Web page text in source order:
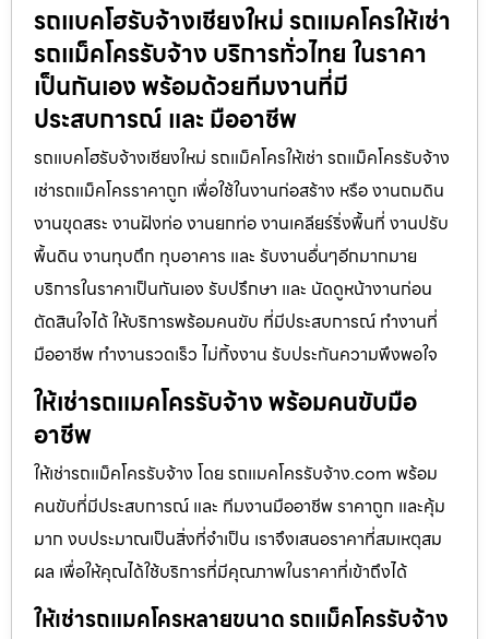
รถแบคโฮรับจ้างเชียงใหม่ รถแมคโครให้เช่า
รถแม็คโครรับจ้าง บริการทั่วไทย ในราคา
เป็นกันเอง พร้อมด้วยทีมงานที่มี
ประสบการณ์ และ มืออาชีพ
รถแบคโฮรับจ้างเชียงใหม่ รถแม็คโครให้เช่า รถแม็คโครรับจ้าง
เช่ารถแม็คโครราคาถูก เพื่อใช้ในงานก่อสร้าง หรือ งานถมดิน
งานขุดสระ งานฝังท่อ งานยกท่อ งานเคลียร์ริ่งพื้นที่ งานปรับ
พื้นดิน งานทุบตึก ทุบอาคาร และ รับงานอื่นๆอีกมากมาย
บริการในราคาเป็นกันเอง รับปรึกษา และ นัดดูหน้างานก่อน
ตัดสินใจได้ ให้บริการพร้อมคนขับ ที่มีประสบการณ์ ทำงานที่
มืออาชีพ ทำงานรวดเร็ว ไม่ทิ้งงาน รับประกันความพึงพอใจ
ให้เช่ารถแมคโครรับจ้าง พร้อมคนขับมือ
อาชีพ
ให้เช่ารถแม็คโครรับจ้าง โดย รถแมคโครรับจ้าง.com พร้อม
คนขับที่มีประสบการณ์ และ ทีมงานมืออาชีพ ราคาถูก และคุ้ม
มาก งบประมาณเป็นสิ่งที่จำเป็น เราจึงเสนอราคาที่สมเหตุสม
ผล เพื่อให้คุณได้ใช้บริการที่มีคุณภาพในราคาที่เข้าถึงได้
ให้เช่ารถแมคโครหลายขนาด รถแม็คโครรับจ้าง